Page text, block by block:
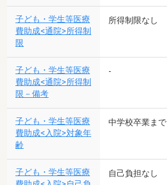
子ども・学生等医療
費助成<通院>所得制
限
所得制限なし
子ども・学生等医療
費助成<通院>所得制
限－備考
-
子ども・学生等医療
費助成<入院>対象年
齢
中学校卒業まで
子ども・学生等医療
自己負担なし